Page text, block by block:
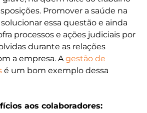
Promover a saúde na
essa questão e ainda
processos e ações judiciais por
durante as relações
a empresa. Agestão de
é um bom exemplo dessa
aos colaboradores: